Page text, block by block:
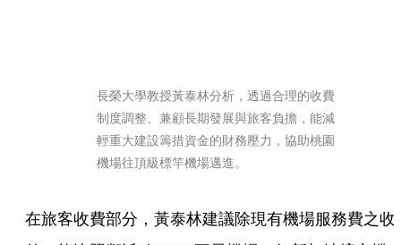
長榮大學教授黃泰林分析，透過合理的收費
制度調整、兼顧長期發展與旅客負擔，能減
輕重大建設籌措資金的財務壓力，協助桃園
機場往頂級標竿機場邁進。
在旅客收費部分，黃泰林建議除現有機場服務費之收